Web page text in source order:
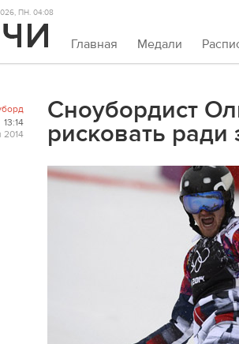
ИГР
в ходе церемонии
ПН. 04:08
Главная Медали
13:14
2014
Сноубордист
рисковать ради